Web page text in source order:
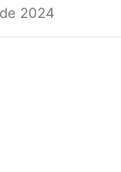
2024